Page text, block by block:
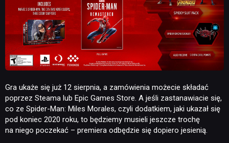
NEWSY
Gra ukaże się już 12 sierpnia, a zamówienia możecie składać
poprzez Steama lub Epic Games Store. A jeśli zastanawiacie się,
co ze Spider-Man: Miles Morales, czyli dodatkiem, jaki ukazał się
pod koniec 2020 roku, to będziemy musieli jeszcze trochę
na niego poczekać – premiera odbędzie się dopiero jesienią.